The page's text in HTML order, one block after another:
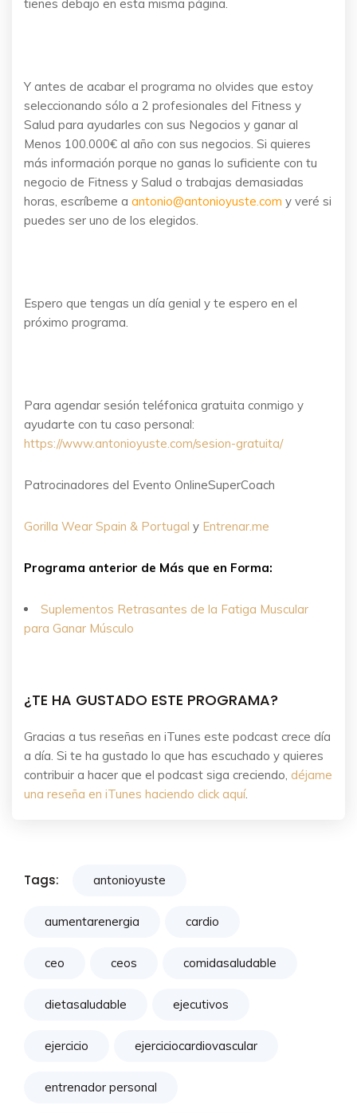
tienes debajo en esta misma página.
Y antes de acabar el programa no olvides que estoy
seleccionando sólo a 2 profesionales del Fitness y
Salud para ayudarles con sus Negocios y ganar al
Menos 100.000€ al año con sus negocios. Si quieres
más información porque no ganas lo suficiente con tu
negocio de Fitness y Salud o trabajas demasiadas
horas, escríbeme a antonio@antonioyuste.com y veré si
puedes ser uno de los elegidos.
Espero que tengas un día genial y te espero en el
próximo programa.
Para agendar sesión teléfonica gratuita conmigo y
ayudarte con tu caso personal:
https://www.antonioyuste.com/sesion-gratuita/
Patrocinadores del Evento OnlineSuperCoach
Gorilla Wear Spain & Portugal y Entrenar.me
Programa anterior de Más que en Forma:
Suplementos Retrasantes de la Fatiga Muscular
para Ganar Músculo
¿TE HA GUSTADO ESTE PROGRAMA?
Gracias a tus reseñas en iTunes este podcast crece día
a día. Si te ha gustado lo que has escuchado y quieres
contribuir a hacer que el podcast siga creciendo, déjame
una reseña en iTunes haciendo click aquí.
Tags: antonioyuste
aumentarenergia cardio
ceo ceos comidasaludable
dietasaludable ejecutivos
ejercicio ejerciciocardiovascular
entrenador personal